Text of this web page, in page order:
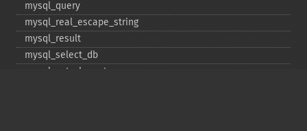
mysql_​query
mysql_​real_​escape_​string
mysql_​result
mysql_​select_​db
mysql_​set_​charset